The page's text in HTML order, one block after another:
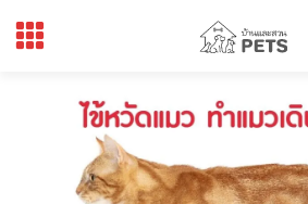
to